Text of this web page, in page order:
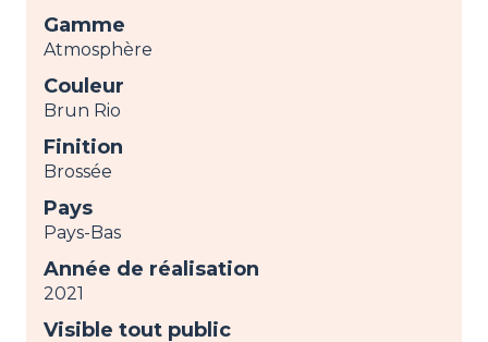
Gamme
Atmosphère
Couleur
Brun Rio
Finition
Brossée
Pays
Pays-Bas
Année de réalisation
2021
Visible tout public